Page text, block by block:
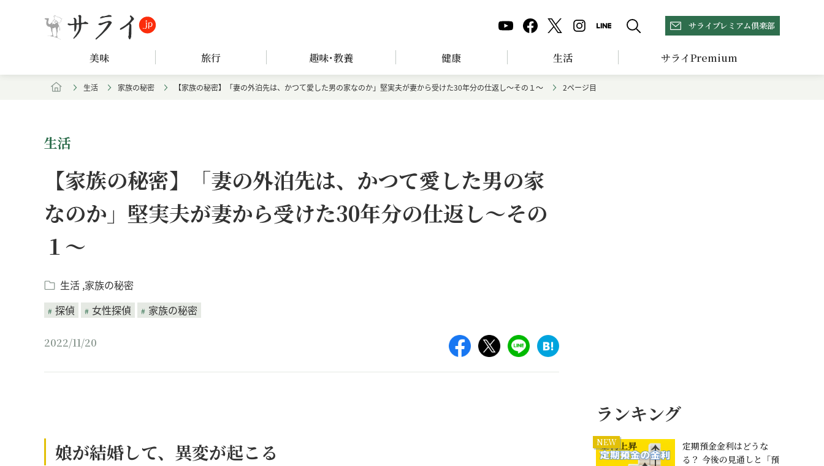
サライプレミアム倶楽部
美味 旅行 趣味･教養 健康 生活 サライPremium
生活 家族の秘密 【家族の秘密】「妻の外泊先は、かつて愛した男の家なのか」堅実夫が妻から受けた30年分の仕返し～その１～ 2ページ目
生活
【家族の秘密】「妻の外泊先は、かつて愛した男の家
なのか」堅実夫が妻から受けた30年分の仕返し～その
１～
生活 家族の秘密
探偵
女性探偵 家族の秘密
2022/11/20
娘が結婚して、異変が起こる
ランキング
NEW
定期預金金利はどうな
る？ 今後の見通しと「預